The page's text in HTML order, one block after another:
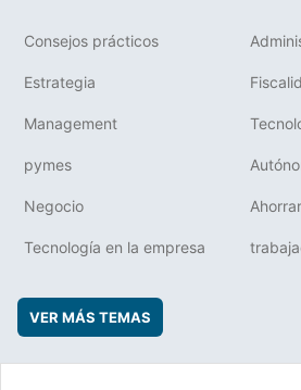
Consejos prácticos
Estrategia
Management
pymes
Negocio
Tecnología en la empresa
VER MÁS TEMAS